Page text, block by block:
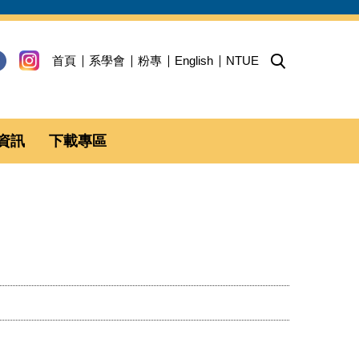
首頁 系學會 粉專 English NTUE
訊 下載專區